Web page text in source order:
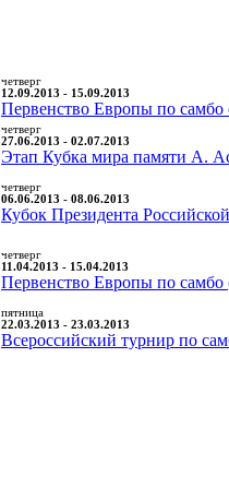
четверг
12.09.2013 - 15.09.2013
Первенство Европы по
четверг
27.06.2013 - 02.07.2013
Этап Кубка мира памяти А.
четверг
06.06.2013 - 08.06.2013
Кубок Президента
четверг
11.04.2013 - 15.04.2013
Первенство Европы по
пятница
22.03.2013 - 23.03.2013
Всероссийский турнир по